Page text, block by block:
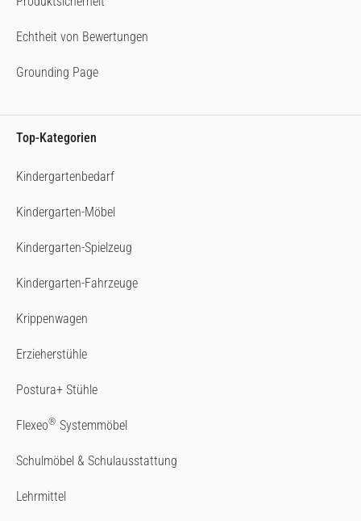
Echtheit von Bewertungen
Grounding Page
Top-Kategorien
Kindergartenbedarf
Kindergarten-Möbel
Kindergarten-Spielzeug
Kindergarten-Fahrzeuge
Krippenwagen
Erzieherstühle
Postura+ Stühle
Flexeo® Systemmöbel
Schulmöbel & Schulausstattung
Lehrmittel